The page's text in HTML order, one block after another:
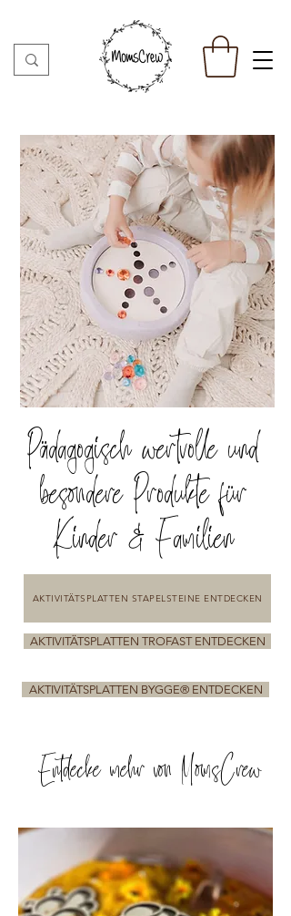
Pädagogisch wertvolle und
besondere Produkte für
Kinder & Familien
AKTIVITÄTSPLATTEN STAPELSTEINE ENTDECKEN
AKTIVITÄTSPLATTEN TROFAST ENTDECKEN
AKTIVITÄTSPLATTEN BYGGE® ENTDECKEN
Entdecke mehr von MomsCrew